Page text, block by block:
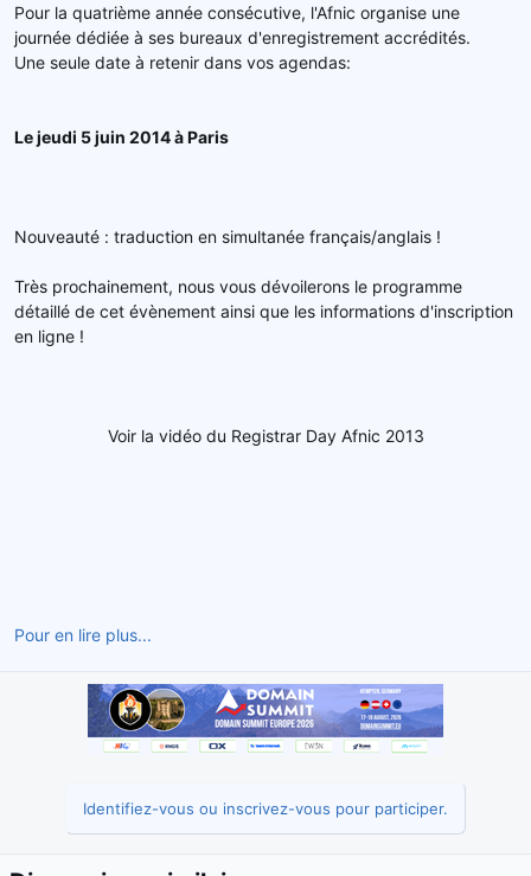
e
l
a
s
s
o
Pour la quatrième année consécutive, l'Afnic organise une
journée dédiée à ses bureaux d'enregistrement accrédités.
Une seule date à retenir dans vos agendas:
Le jeudi 5 juin 2014 à Paris
Nouveauté : traduction en simultanée français/anglais !
Très prochainement, nous vous dévoilerons le programme
détaillé de cet évènement ainsi que les informations d'inscription
en ligne !
Voir la vidéo du Registrar Day Afnic 2013​
Pour en lire plus...
Identifiez-vous ou inscrivez-vous pour participer.